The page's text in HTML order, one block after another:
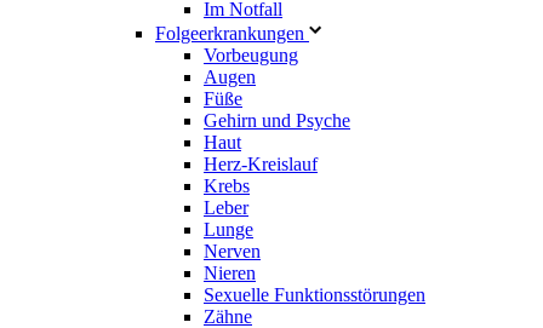
Im Notfall
Folgeerkrankungen
Vorbeugung
Augen
Füße
Gehirn und Psyche
Haut
Herz-Kreislauf
Krebs
Leber
Lunge
Nerven
Nieren
Sexuelle Funktionsstörungen
Zähne